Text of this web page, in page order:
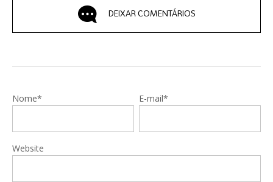
DEIXAR COMENTÁRIOS
Nome* E-mail*
Website